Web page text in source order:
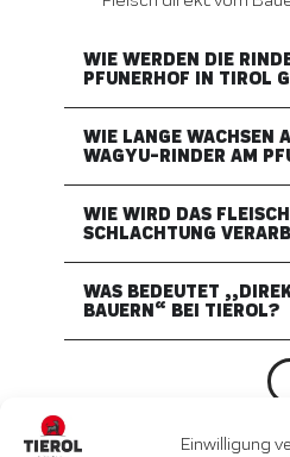
Einwilligung
WIE WERDEN DIE
PFUNERHOF IN TIROL
WIE LANGE WACHSEN
WAGYU-RINDER AM
WIE WIRD DAS
SCHLACHTUNG
WAS BEDEUTET
BAUERN“ BEI TIEROL?